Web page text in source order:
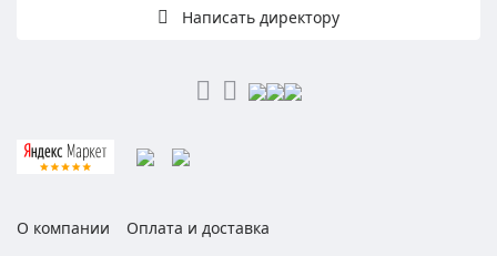
Написать директору
О компании
Оплата и доставка